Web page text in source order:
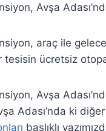
Avşa
araç ile
ücretsiz
Avşa
Adası’nda ki
başlıklı